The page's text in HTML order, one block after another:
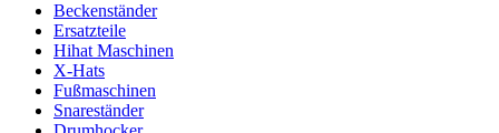
Beckenständer
Ersatzteile
Hihat Maschinen
X-Hats
Fußmaschinen
Snareständer